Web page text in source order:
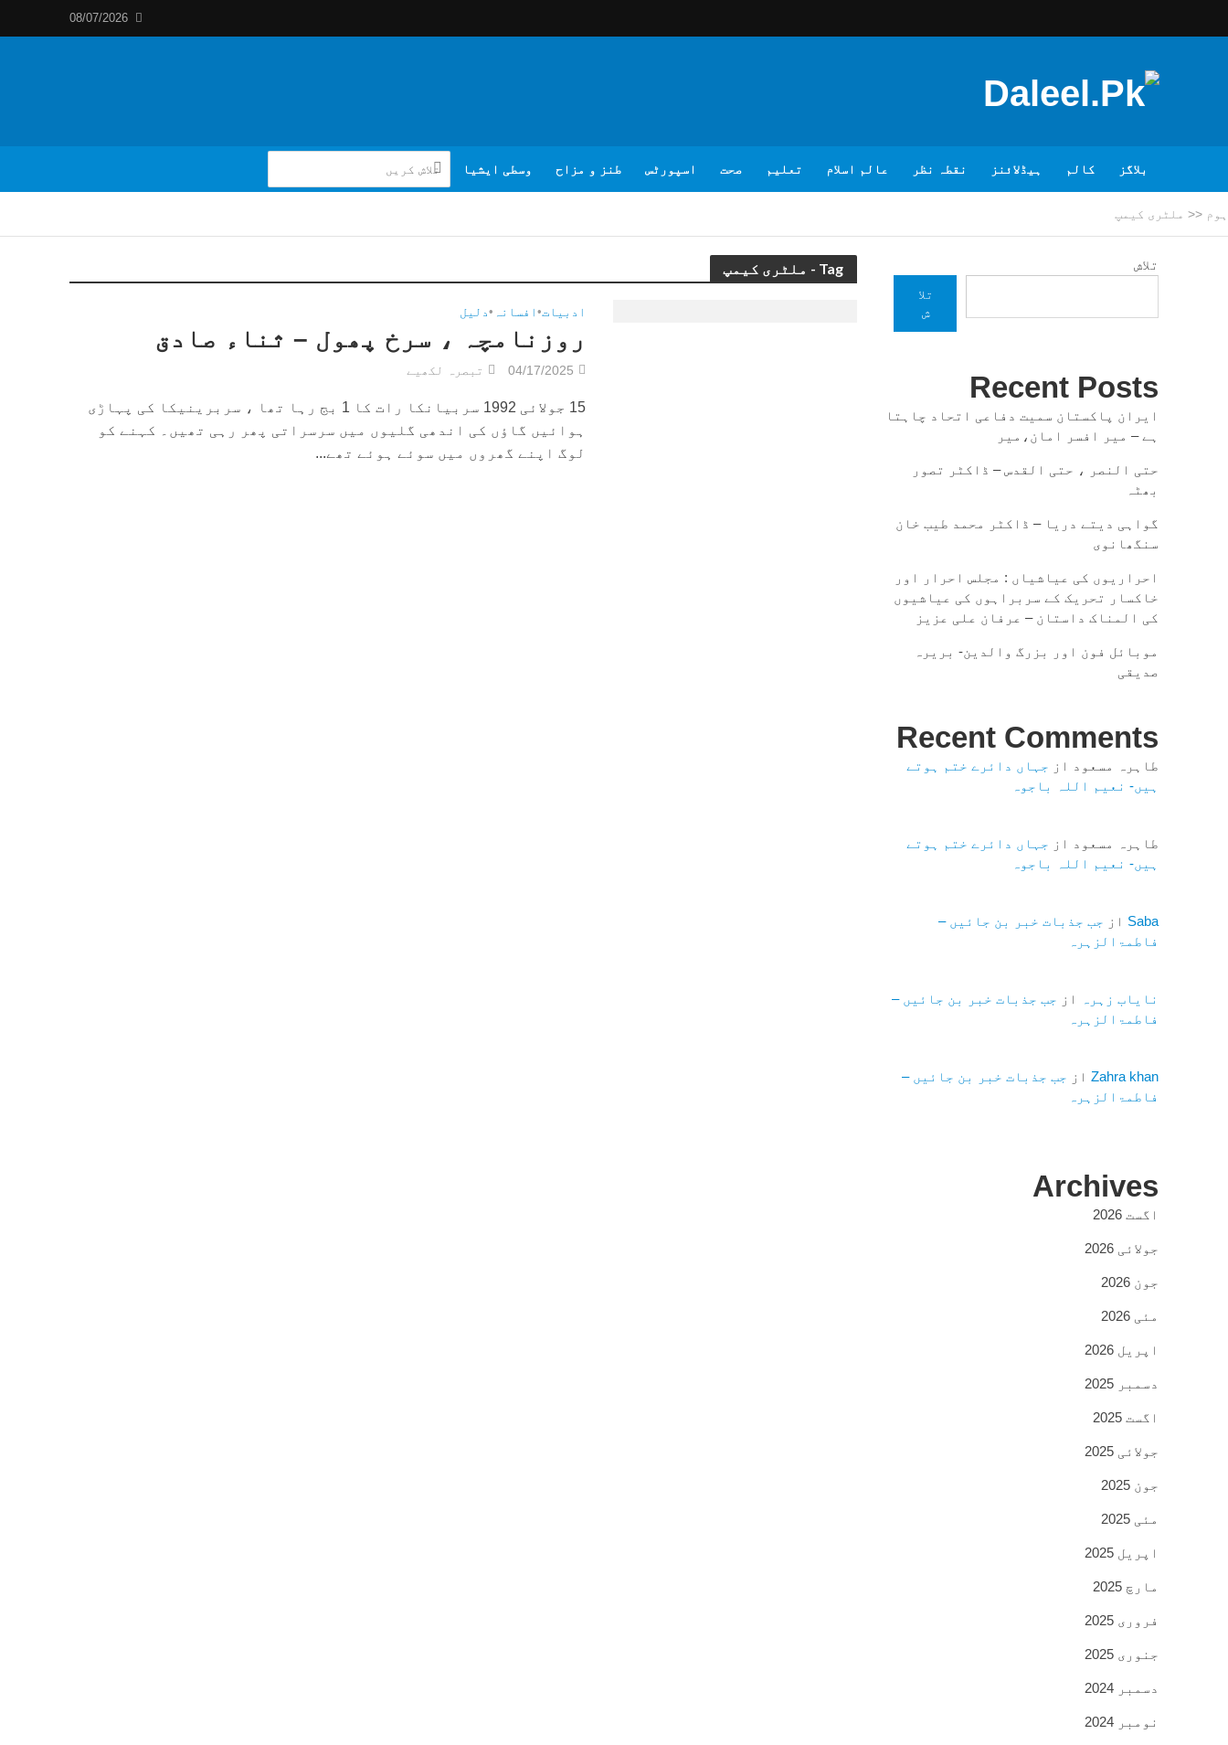
08/07/2026
بلاگز کالم ہیڈلائنز نقطہ نظر عالم اسلام تعلیم صحت اسپورٹس طنز و مزاح وسطی ایشیا
ہوم << ملٹری کیمپ
Tag - ملٹری کیمپ
ادبیات• افسانہ •دلیل
روزنامچہ ، سرخ پھول – ثناء صادق
04/17/2025 تبصرہ لکھیے
15 جولائی 1992 سربیانکا رات کا 1 بج رہا تھا ، سربرینیکا کی پہاڑی
ہوائیں گاؤں کی اندھی گلیوں میں سرسراتی پھر رہی تھیں۔ کہنے کو
لوگ اپنے گھروں میں سوئے ہوئے تھے...
تلاش
تلا
ش
Recent Posts
ایران پاکستان سمیت دفاعی اتحاد چاہتا
ہے – میر افسر امان،میر
حتی النصر ، حتی القدس – ڈاکٹر تصور
بھٹہ
گواہی دیتے دریا – ڈاکٹر محمد طیب خان
سنگھانوی
احراریوں کی عیاشیاں : مجلس احرار اور
خاکسار تحریک کے سربراہوں کی عیاشیوں
کی المناک داستان – عرفان علی عزیز
موبائل فون اور بزرگ والدین- بریرہ
صدیقی
Recent Comments
طاہرہ مسعود از جہاں دائرے ختم ہوتے
ہیں- نعیم اللہ باجوہ
طاہرہ مسعود از جہاں دائرے ختم ہوتے
ہیں- نعیم اللہ باجوہ
Saba از جب جذبات خبر بن جائیں –
فاطمۃالزہرہ
نایاب زہرہ از جب جذبات خبر بن جائیں –
فاطمۃالزہرہ
Zahra khanاز جب جذبات خبر بن جائیں –
فاطمۃالزہرہ
Archives
اگست 2026
جولائی 2026
جون 2026
مئی 2026
اپریل 2026
دسمبر 2025
اگست 2025
جولائی 2025
جون 2025
مئی 2025
اپریل 2025
مارچ 2025
فروری 2025
جنوری 2025
دسمبر 2024
نومبر 2024